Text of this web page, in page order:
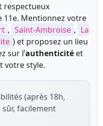
respectueux
Mentionnez votre
, Saint-Ambroise , La
) et proposez un lieu
sur l’authenticité et
votre style.
(après 18h,
sûr, facilement